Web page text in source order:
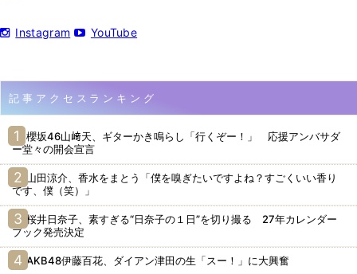
Instagram YouTube
記事アクセスランキング
櫻坂46山﨑天、ギターかき鳴らし「行くぞー！」 応援アンバサダ
ー堂々の開会宣言
山田涼介、香水をまとう「僕を嗅ぎたいですよね？すごくいい香り
です、僕（笑）」
桜井日奈子、素すぎる“日奈子の１日”を切り撮る 27年カレンダー
ブック発売決定
AKB48伊藤百花、ダイアン津田の生「スー！」に大興奮